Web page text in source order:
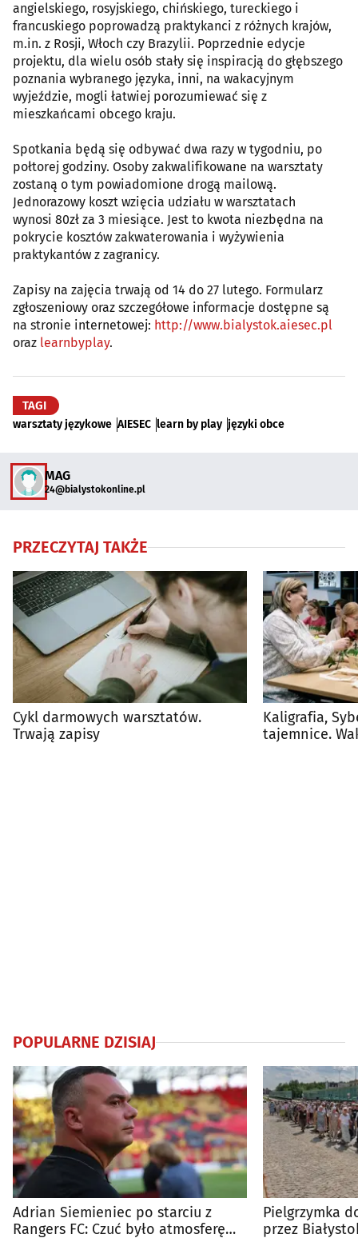
angielskiego, rosyjskiego, chińskiego, tureckiego i
francuskiego poprowadzą praktykanci z różnych krajów,
m.in. z Rosji, Włoch czy Brazylii. Poprzednie edycje
projektu, dla wielu osób stały się inspiracją do głębszego
poznania wybranego języka, inni, na wakacyjnym
wyjeździe, mogli łatwiej porozumiewać się z
mieszkańcami obcego kraju.
Spotkania będą się odbywać dwa razy w tygodniu, po
połtorej godziny. Osoby zakwalifikowane na warsztaty
zostaną o tym powiadomione drogą mailową.
Jednorazowy koszt wzięcia udziału w warsztatach
wynosi 80zł za 3 miesiące. Jest to kwota niezbędna na
pokrycie kosztów zakwaterowania i wyżywienia
praktykantów z zagranicy.
Zapisy na zajęcia trwają od 14 do 27 lutego. Formularz
zgłoszeniowy oraz szczegółowe informacje dostępne są
na stronie internetowej: http://www.bialystok.aiesec.pl
oraz learnbyplay.
TAGI
warsztaty językowe AIESEC learn by play języki obce
MAG
24@bialystokonline.pl
PRZECZYTAJ TAKŻE
Cykl darmowych warsztatów.
Trwają zapisy
Kaligrafia,
tajemnice.
POPULARNE DZISIAJ
Adrian Siemieniec po starciu z
Rangers FC: Czuć było atmosferę
Pielgrzymka
przez